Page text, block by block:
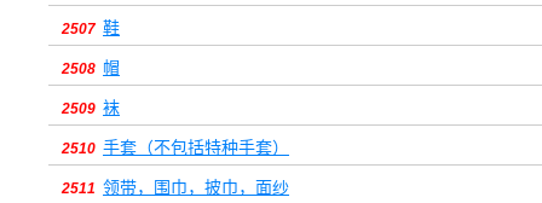
2507 鞋
2508 帽
2509 袜
2510 手套（不包括特种手套）
2511 领带，围巾，披巾，面纱